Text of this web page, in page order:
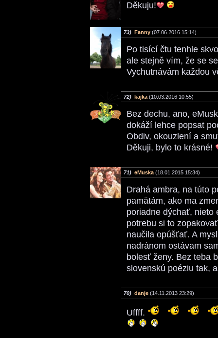
Děkuju!
73) Fanny (07.06.2016 15:14)
Po tisící čtu tenhle
ale stejně vím, že se
Vychutnávám každou
72) kajka (10.03.2016 10:55)
Bez dechu, ano,
dokáží lehce popsat
Obdiv, okouzlení a
Děkuji, bylo to krásné!
71) eMuska (18.01.2015 15:34)
Drahá ambra, na túto
pamätám, ako ma
poriadne dýchať, nieto
potrebu si to
naučila opúšťať. A
nadránom ostávam
bolesť ženy. Bez teba
slovenskú poéziu tak,
70) danje (14.11.2013 23:29)
Uffff.